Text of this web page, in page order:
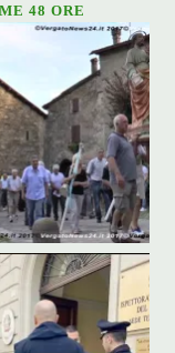
48 ORE